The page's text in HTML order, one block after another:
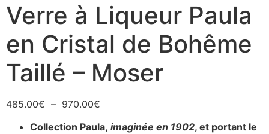
Verre à Liqueur Paula
en Cristal de Bohême
Taillé – Moser
485.00€ – 970.00€
Collection Paula, imaginée en 1902, et portant le